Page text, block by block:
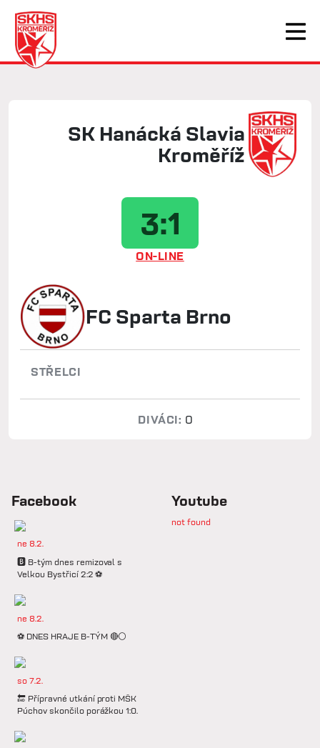
SK Hanácká Slavia
Kroměříž
3:1
ON-LINE
FC Sparta Brno
STŘELCI
DIVÁCI: 0
Facebook
ne 8.2.
🅱️ B-tým dnes remizoval s
Velkou Bystřicí 2:2 ⚽️
ne 8.2.
⚽️ DNES HRAJE B-TÝM 🔴⚪️
so 7.2.
🔚 Přípravné utkání proti MŠK
Púchov skončilo porážkou 1:0.
Youtube
not found